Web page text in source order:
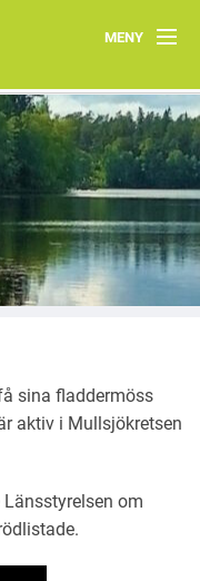
MENY
Hem
Fladdermöss
Granstugan
Kontakt
Styrelsen
Natursnokarna
och verksamhetsplaner
MULLSJÖ
sina fladdermöss
aktiv i Mullsjökretsen
om